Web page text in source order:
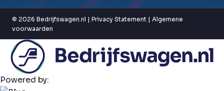
© 2026 Bedrijfswagen.nl | Privacy Statement | Algemene
voorwaarden
Powered by: